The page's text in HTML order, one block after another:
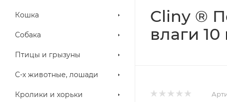
Кошка
Собака
Птицы и грызуны
С-х животные, лошади
Кролики и хорьки
Cliny ®
влаги